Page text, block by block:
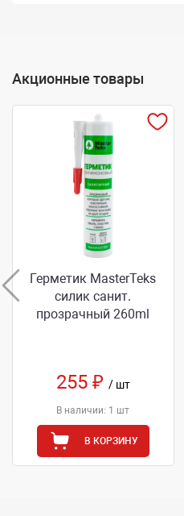
Акционные товары
Герметик MasterTeks
силик санит.
прозрачный 260ml
255 ₽ / шт
В наличии: 1 шт
В КОРЗИНУ